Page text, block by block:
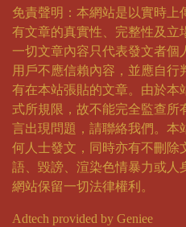
免責聲明：本網站是以實時
有文章的真實性、完整性及立
一切文章內容只代表發文者個
用戶不應信賴內容，並應自
有在本站張貼的文章。由於本
式所規限，故不能完全監查所
言出現問題，請聯絡我們。本
何人士發文，同時亦有不刪除
語、毀謗、渲染色情暴力或人
網站保留一切法律權利。
Adtech provided by Geniee